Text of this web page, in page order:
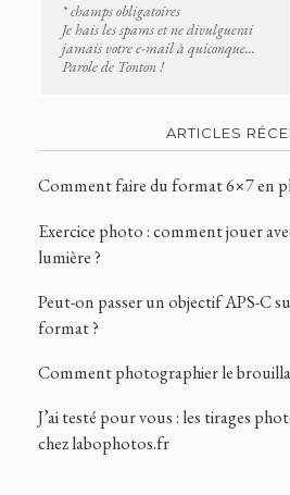
* champs obligatoires
Je hais les spams et ne divulguerai
jamais votre e-mail à quiconque...
Parole de Tonton !
ARTICLES
Comment faire du format 6×7 en
Exercice photo : comment jouer
lumière ?
Peut-on passer un objectif APS-C
format ?
Comment photographier le
J’ai testé pour vous : les tirages
chez labophotos.fr